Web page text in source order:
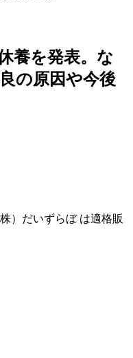
養を発表。な
の原因や今後
）だいずらぼ は適格販